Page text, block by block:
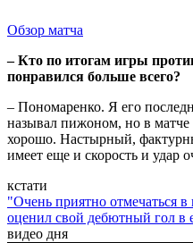
Обзор матча
– Кто по итогам игры
понравился больше всего?
– Пономаренко. Я его
называл пижоном, но в
хорошо. Настырный,
имеет еще и скорость и удар
кстати
"Очень приятно отмечаться
оценил свой дебютный гол в
видео дня